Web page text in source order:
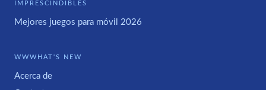
IMPRESCINDIBLES
Mejores juegos para móvil 2026
WWWHAT'S NEW
Acerca de